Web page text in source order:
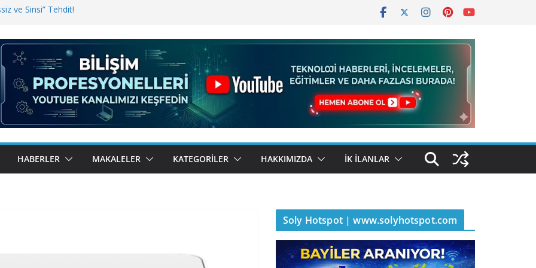
ve Sinsi” Tehdit!
Bugün BulutTahsilat’ta
Kemal Oral Tüm Sorularımızı
HABERLER MAKALELER KATEGORILER HAKKIMIZDA İK İLANLAR
Soly Hotspot | www.solyhotspot.com